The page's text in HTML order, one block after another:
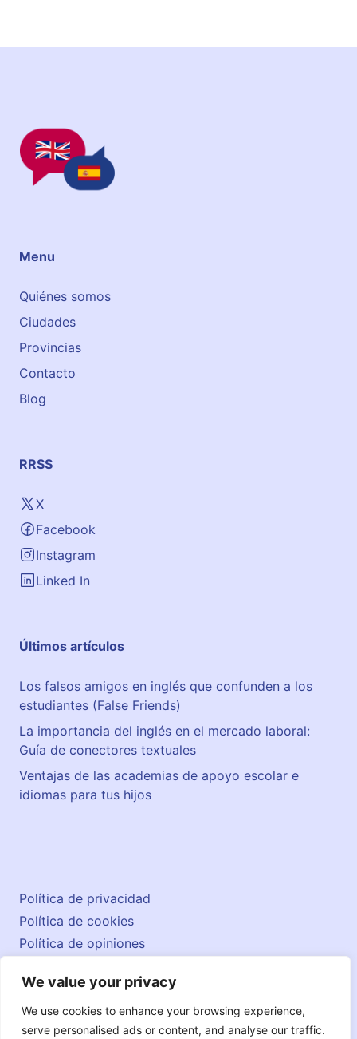
We value your privacy
We use cookies to enhance your browsing experience,
serve personalised ads or content, and analyse our traffic.
Menu
Quiénes somos
Ciudades
Provincias
Contacto
Blog
RRSS
X
Facebook
Instagram
Linked In
Últimos artículos
Los falsos amigos en inglés que confunden a los
estudiantes (False Friends)
La importancia del inglés en el mercado laboral:
Guía de conectores textuales
Ventajas de las academias de apoyo escolar e
idiomas para tus hijos
© 2026 englishatlas.es
Política de privacidad
Política de cookies
Política de opiniones
Contacto